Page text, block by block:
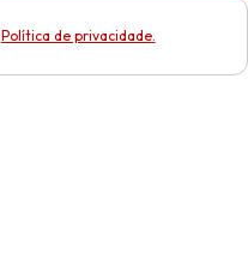
Política de privacidade.